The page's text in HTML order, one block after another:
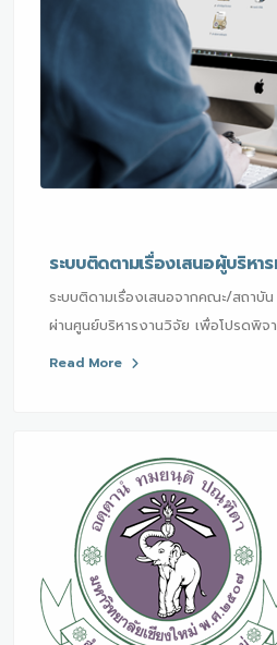
ระบบติดตามเรื่องเสนอผู้บริหา
ระบบติดามเรื่องเสนอจากคณะ/สถาบั
ผ่านศูนย์บริหารงานวิจัย เพื่อโปรดพิจ
Read More